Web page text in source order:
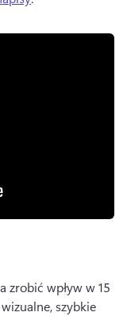
zrobić wpływ w 15
szybkie